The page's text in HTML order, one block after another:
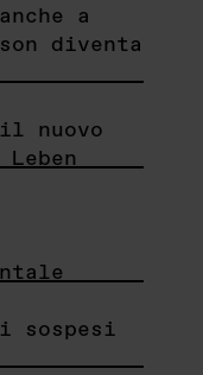
a
diventa
nuovo
sospesi